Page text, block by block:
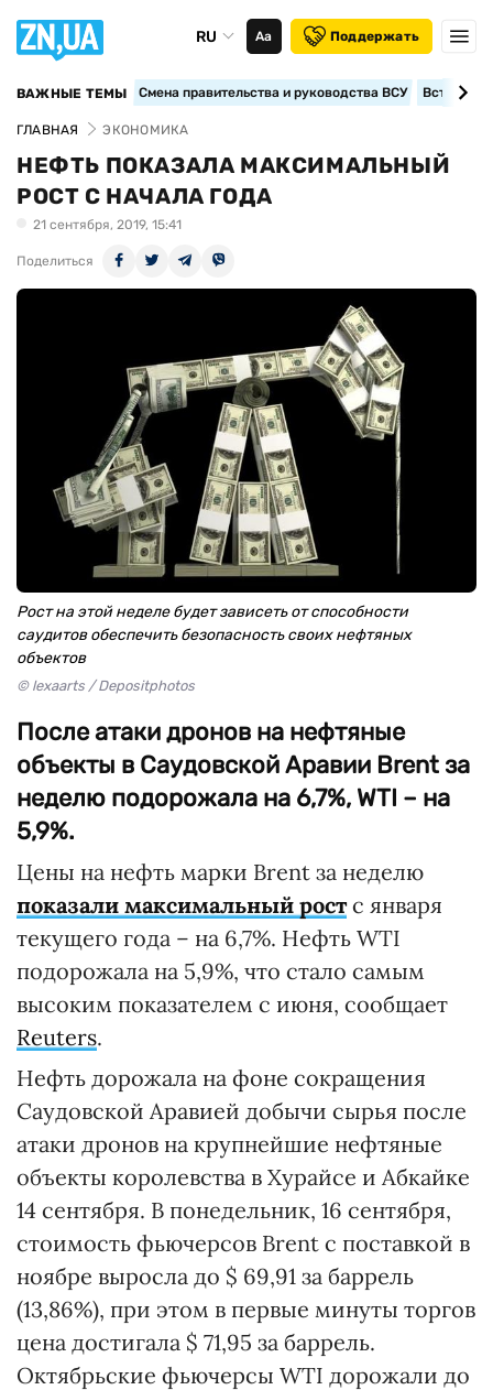
RU Аа Поддержать
ВАЖНЫЕ ТЕМЫ Смена правительства и руководства ВСУ
ГЛАВНАЯ ЭКОНОМИКА
НЕФТЬ ПОКАЗАЛА МАКСИМАЛЬНЫЙ
РОСТ С НАЧАЛА ГОДА
21 сентября, 2019, 15:41
Поделиться
Рост на этой неделе будет зависеть от способности
саудитов обеспечить безопасность своих нефтяных
объектов
© lexaarts / Depositphotos
После атаки дронов на нефтяные
объекты в Саудовской Аравии Brent за
неделю подорожала на 6,7%, WTI – на
5,9%.
Цены на нефть марки Brent за неделю
показали максимальный ростс января
текущего года – на 6,7%. Нефть WTI
подорожала на 5,9%, что стало самым
высоким показателем с июня, сообщает
Reuters.
Нефть дорожала на фоне сокращения
Саудовской Аравией добычи сырья после
атаки дронов на крупнейшие нефтяные
объекты королевства в Хурайсе и Абкайке
14 сентября. В понедельник, 16 сентября,
стоимость фьючерсов Brent c поставкой в
ноябре выросла до $ 69,91 за баррель
(13,86%), при этом в первые минуты торгов
цена достигала $ 71,95 за баррель.
Октябрьские фьючерсы WTI дорожали до